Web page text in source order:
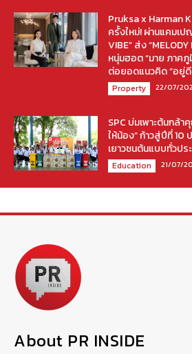
Pruksa x Harman
ครั้งใหม่! ผ่านแคมเป
VIBE” ส่ง
หนุ่มฮอต “มาย ภาคภู
ต่อยอดแนวคิด “อยู่
Property 22/07/
SPC บ่มเพาะต้นกล้
ให้น้อง” ก้าวสู่ปีที่
เยาวชนต้นแบบทั่วปร
Education 21/07/
About PR INSIDE